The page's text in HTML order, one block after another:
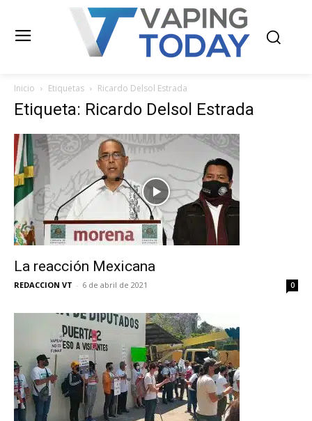
Inicio Etiquetas Ricardo Delsol Estrada
Etiqueta: Ricardo Delsol Estrada
La reacción Mexicana
REDACCION VT - 6 de abril de 2021 0